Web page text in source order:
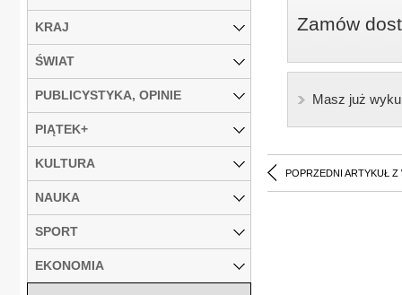
Zamów
Masz już
POPRZEDNI ARTYKUŁ Z
KRAJ
ŚWIAT
PUBLICYSTYKA, OPINIE
PIĄTEK+
KULTURA
NAUKA
SPORT
EKONOMIA